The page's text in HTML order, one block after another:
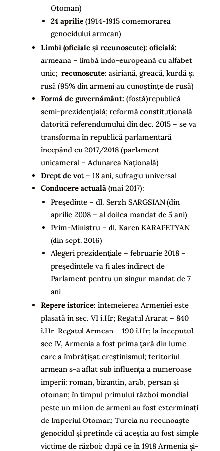
Otoman)
24 aprilie(1914-1915 comemorarea
genocidului armean)
Limbi (oficiale și recunoscute): oficială:
armeana – limbă indo-europeană cu alfabet
unic; recunoscute: asiriană, greacă, kurdă și
rusă (95% din armeni au cunoștințe de rusă)
Formă de guvernământ: (fostă)republică
semi-prezidențială; reformă constituțională
datorită referendumului din dec. 2015 – se va
transforma în republică parlamentară
începând cu 2017/2018 (parlament
unicameral – Adunarea Națională)
Drept de vot– 18 ani, sufragiu universal
Conducere actuală(mai 2017):
Președinte – dl. Serzh SARGSIAN (din
aprilie 2008 – al doilea mandat de 5 ani)
Prim-Ministru – dl. Karen KARAPETYAN
(din sept. 2016)
Alegeri prezidențiale – februarie 2018 –
președintele va fi ales indirect de
Parlament pentru un singur mandat de 7
ani
Repere istorice: întemeierea Armeniei este
plasată în sec. VI î.Hr; Regatul Ararat – 840
î.Hr; Regatul Armean – 190 î.Hr; la începutul
sec IV, Armenia a fost prima țară din lume
care a îmbrățișat creștinismul; teritoriul
armean s-a aflat sub influența a numeroase
imperii: roman, bizantin, arab, persan și
otoman; în timpul primului război mondial
peste un milion de armeni au fost exterminați
de Imperiul Otoman; Turcia nu recunoaște
genocidul și pretinde că aceștia au fost simple
victime de război; după ce în 1918 Armenia și-